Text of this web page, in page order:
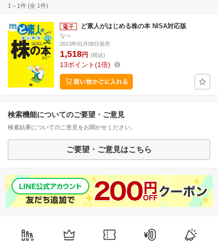
1～1件 (全 1件)
ど素人がはじめる株の本 NISA対応版
なべ
2013年01月08日発売
1,518円 (税込)
13ポイント 1倍
検索機能についてのご要望・ご意見
検索結果についてのご意見をお聞かせください。
ご要望・ご意見はこちら